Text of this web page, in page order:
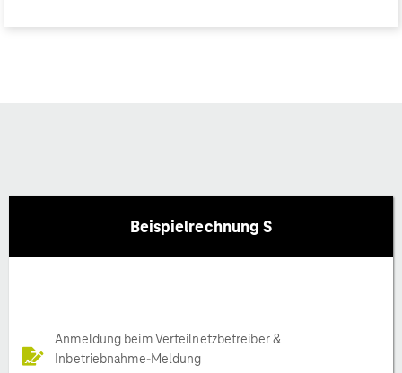
Beispielrechnung S
Anmeldung beim Verteilnetzbetreiber &
Inbetriebnahme-Meldung